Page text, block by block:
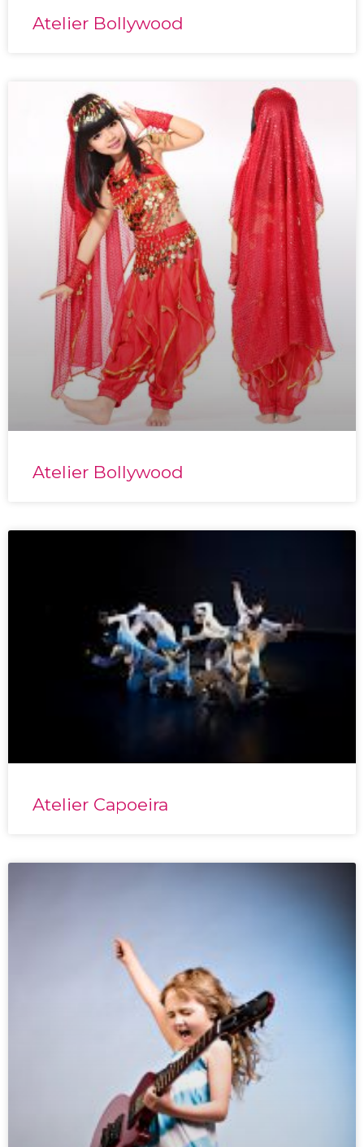
Atelier Bollywood
Atelier Bollywood
Atelier Capoeira